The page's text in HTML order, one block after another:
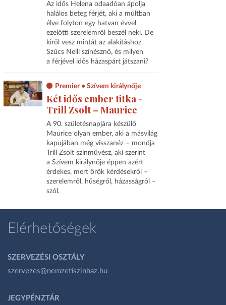
Az idős Helena odaadóan ápolja
halálos beteg férjét, aki a múltban
élve folyton egy hatvan évvel
ezelőtti szerelemről beszél neki. De
kiről vesz mintát az alakításhoz
Szűcs Nelli színésznő, és milyen
a férjével idős házaspárt játszani?
Premier • Szívem királynője
Két idős ember titka -
Trill Zsolt – Maurice
A 90. születésnapjára készülő
Maurice olyan ember, aki a másvilág
kapujában még visszanéz – mondja
Trill Zsolt színművész, aki szerint
a Szívem királynője éppen azért
érdekes, mert örök kérdésekről –
szerelemről, hűségről, házasságról –
szól.
Elérhetőségek
SZERVEZÉSI OSZTÁLY
szervezes@nemzetiszinhaz.hu
JEGYPÉNZTÁR